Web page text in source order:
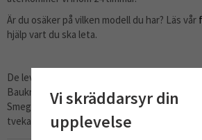
Är du osäker på vilken modell du har? Läs vår
hjälp vart du ska leta.
De leverantörer vi jobbar med idag är Franke,
Bauknecht, Smeg, Gorenje, Cylinda, Bosch,
Smeg och Thermex. Vi jobbar alltid för att
tveka inte att höra av dig om du inte hittar din
Vi skräddarsyr din
upplevelse